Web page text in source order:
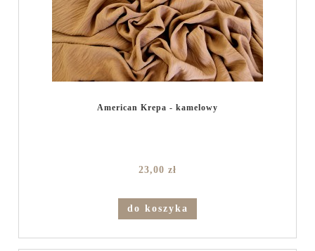
American Krepa - kamelowy
23,00 zł
do koszyka